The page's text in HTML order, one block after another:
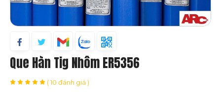
Que Hàn Tig Nhôm ER5356
( 10 đánh giá )